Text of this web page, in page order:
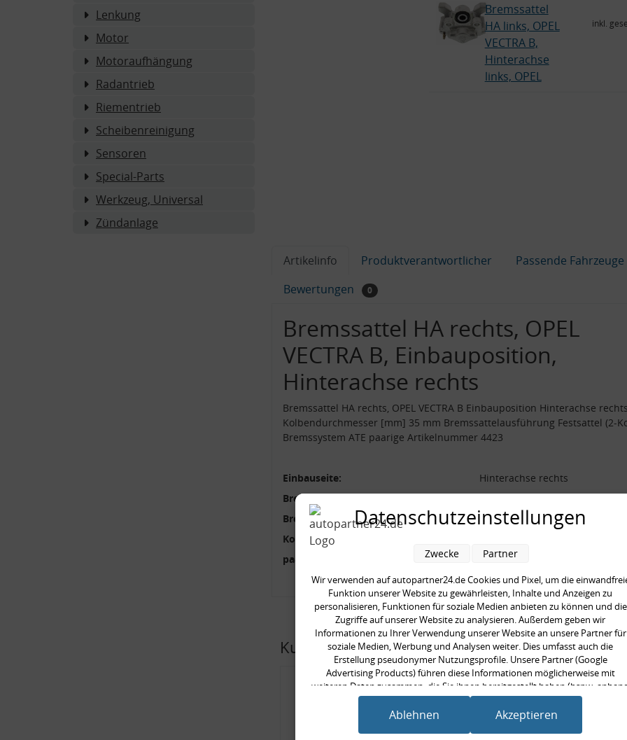
Lenkung
Motor
Motoraufhängung
Radantrieb
Riementrieb
Scheibenreinigung
Sensoren
Special-Parts
Werkzeug, Universal
Zündanlage
Bremssattel
HA links, OPEL
VECTRA B,
Hinterachse
links, OPEL
inkl.
Artikelinfo Produktverantwortlicher
Passende Fahrzeuge
Bewertungen
0
Bremssattel HA rechts, OPEL
VECTRA B, Einbauposition,
Hinterachse rechts
Bremssattel HA rechts, OPEL VECTRA B Einbauposition Hinterachse
Kolbendurchmesser [mm] 35 mm Bremssattelausführung Festsattel (2-
Bremssystem ATE paarige Artikelnummer 4423
Einbauseite:
Hinterachse rechts
Bremssattelausführung:
Festsattel (2-Kolben)
Bremssystem:
ATE
Kolbendurchmesser [mm]:
paarige Artikelnummer:
4423
Kunden kauften auch
Datenschutzeinstellungen
Wir verwenden auf autopartner24.de Cookies und Pixel, um die
Funktion unserer Website zu gewährleisten, Inhalte und Anzeigen zu
personalisieren, Funktionen für soziale Medien anbieten zu können und die
Zugriffe auf unserer Website zu analysieren. Außerdem geben wir
Informationen zu Ihrer Verwendung unserer Website an unsere Partner für
soziale Medien, Werbung und Analysen weiter. Dies umfasst auch die
Erstellung pseudonymer Nutzungsprofile. Unsere Partner (Google
Advertising Products) führen diese Informationen möglicherweise mit
weiteren Daten zusammen, die Sie ihnen bereitgestellt haben (bspw.
eines persönlichen Accounts) oder welche sie im Rahmen Ihrer Nutzung der
Dienste gesammelt haben (bspw. Nutzungsdaten anderer Geräte). Ihre
Einwilligung zur Nutzung von Cookies und Pixeln können Sie jederzeit
Zwecke Partner
Ablehnen Akzeptieren